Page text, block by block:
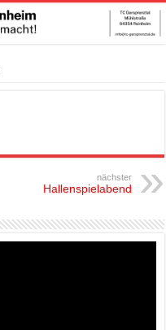
nächster
Hallenspielabend